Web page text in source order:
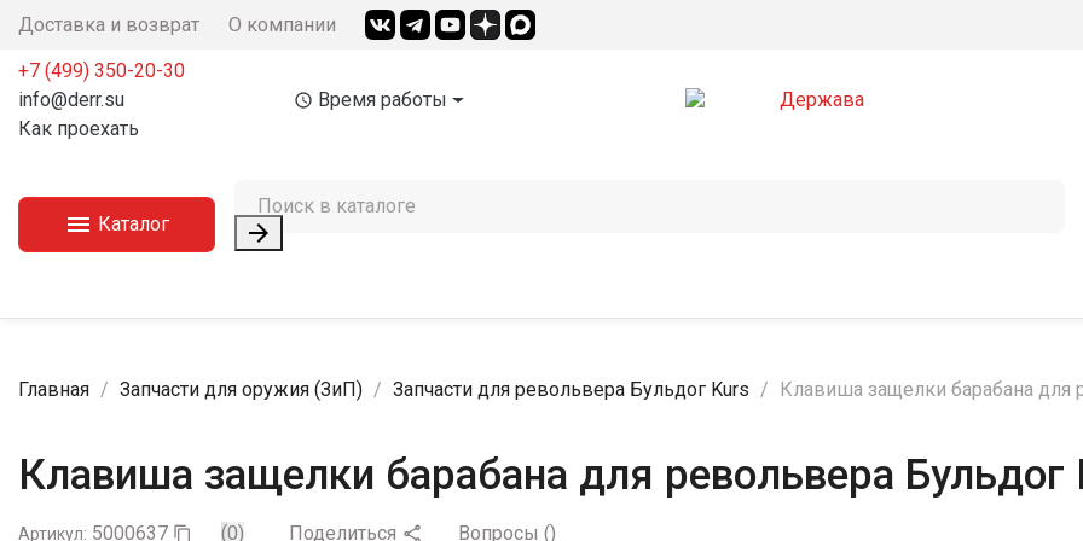
Доставка и возврат О компании
+7 (499) 350-20-30
info@derr.su
Как проехать
access_time Время работы
 Каталог 
Главная Запчасти для оружия (ЗиП) Запчасти для револьвера Бульдог Kurs Клавиша защелки барабана для
Клавиша защелки барабана для револьвера Бульдог
Артикул: 5000637  (0) Поделиться  Вопросы ()